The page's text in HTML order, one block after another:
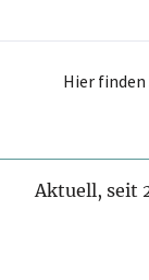
MHM Holding
Hier
Aktuell, seit